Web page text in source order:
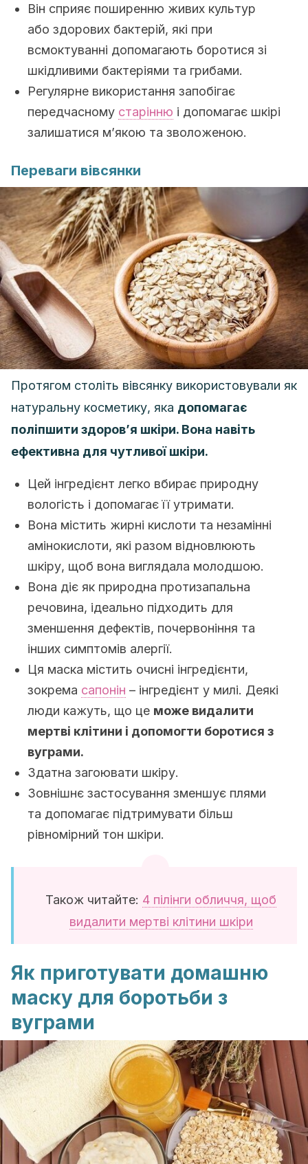
Він сприяє поширенню живих культур
або здорових бактерій, які при
всмоктуванні допомагають боротися зі
шкідливими бактеріями та грибами.
Регулярне використання запобігає
передчасному старінню і допомагає шкірі
залишатися м’якою та зволоженою.
Переваги вівсянки
Протягом століть вівсянку використовували як
натуральну косметику, яка допомагає
поліпшити здоров’я шкіри. Вона навіть
ефективна для чутливої ​​шкіри.
Цей інгредієнт легко вбирає природну
вологість і допомагає її утримати.
Вона містить жирні кислоти та незамінні
амінокислоти, які разом відновлюють
шкіру, щоб вона виглядала молодшою.
Вона діє як природна протизапальна
речовина, ідеально підходить для
зменшення дефектів, почервоніння та
інших симптомів алергії.
Ця маска містить очисні інгредієнти,
зокрема сапонін – інгредієнт у милі. Деякі
люди кажуть, що це може видалити
мертві клітини і допомогти боротися з
вуграми.
Здатна загоювати шкіру.
Зовнішнє застосування зменшує плями
та допомагає підтримувати більш
рівномірний тон шкіри.
Також читайте: 4 пілінги обличчя, щоб
видалити мертві клітини шкіри
Як приготувати домашню
маску для боротьби з
вуграми